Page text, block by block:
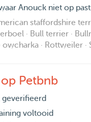
Anouck niet op
staffordshire
· Bull terrier ·
owcharka · Rottweiler
Petbnb
geverifieerd
voltooid